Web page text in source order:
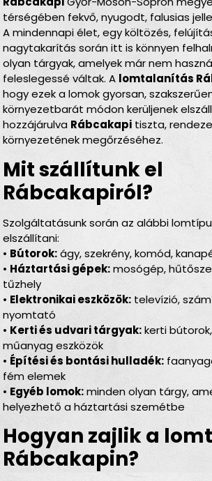
térségében fekvő, nyugodt, falusias
A mindennapi élet, egy költözés,
nagytakarítás során itt is könnyen
olyan tárgyak, amelyek már nem
feleslegessé váltak. A lomtalanítás
hogy ezek a lomok gyorsan,
környezetbarát módon kerüljenek
hozzájárulva Rábcakapi tiszta,
környezetének megőrzéséhez.
Mit szállítunk el
Rábcakapiról?
Szolgáltatásunk során az alábbi
elszállítani:
• Bútorok:ágy, szekrény, komód,
• Háztartási gépek:mosógép,
tűzhely
• Elektronikai eszközök: televízió,
nyomtató
• Kerti és udvari tárgyak:kerti
műanyag eszközök
• Építési és bontási hulladék:
fém elemek
• Egyéb lomok:minden olyan tárgy,
helyezhető a háztartási szemétbe
Hogyan zajlik a
Rábcakapin?